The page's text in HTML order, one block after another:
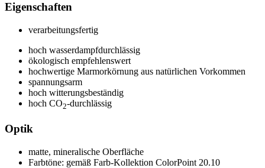
Eigenschaften
verarbeitungsfertig
hoch wasserdampfdurchlässig
ökologisch empfehlenswert
hochwertige Marmorkörnung aus natürlichen Vorkommen
spannungsarm
hoch witterungsbeständig
hoch CO2-durchlässig
Optik
matte, mineralische Oberfläche
Farbtöne: gemäß Farb-Kollektion ColorPoint 20.10